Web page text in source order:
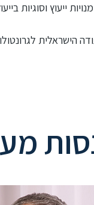
ייעוץ וסוגיות
הישראלית